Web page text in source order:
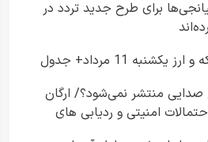
برای طرح جدید تردد در
11 مرداد+ جدول
صدایی منتشر نمی‌شود؟/ ارگان
امنیتی و ردیابی های